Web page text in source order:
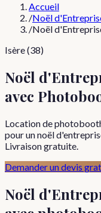
Accueil
/Noël
/Noël
Isère (38)
Noël
avec
Location de
pour un noël
Livraison gratuite.
Demander un devis
Noël